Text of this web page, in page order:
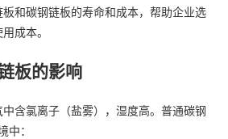
和碳钢链板的寿命和成本，帮助企业选
成本。
板的影响
含氯离子（盐雾），湿度高。普通碳钢
中：